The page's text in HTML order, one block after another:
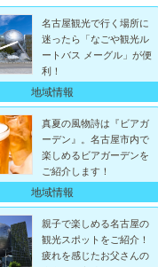
名古屋観光で行く場所に
迷ったら「なごや観光ル
ートバス メーグル」が便
利！
地域情報
真夏の風物詩は『ビアガ
ーデン』。名古屋市内で
楽しめるビアガーデンを
ご紹介します！
地域情報
親子で楽しめる名古屋の
観光スポットをご紹介！
疲れを感じたお父さんの